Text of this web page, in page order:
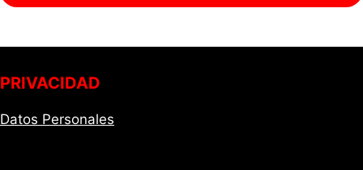
PRIVACIDAD
Datos Personales